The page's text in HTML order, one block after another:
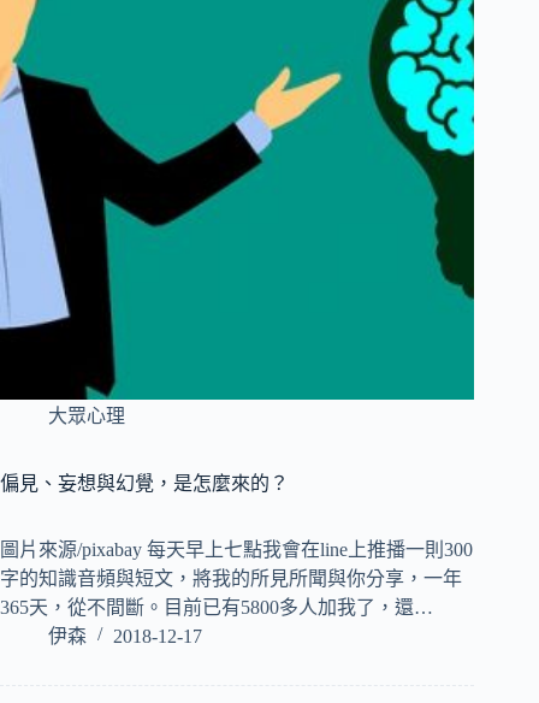
大眾心理
偏見、妄想與幻覺，是怎麼來的？
圖片來源/pixabay 每天早上七點我會在line上推播一則300
字的知識音頻與短文，將我的所見所聞與你分享，一年
365天，從不間斷。目前已有5800多人加我了，還…
伊森
2018-12-17